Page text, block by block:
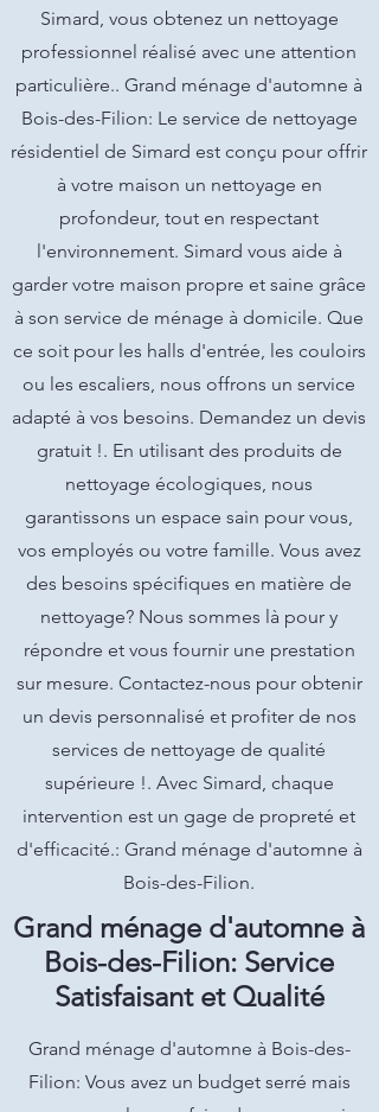
Simard, vous obtenez un nettoyage
professionnel réalisé avec une attention
particulière.. Grand ménage d'automne à
Bois-des-Filion: Le service de nettoyage
résidentiel de Simard est conçu pour offrir
à votre maison un nettoyage en
profondeur, tout en respectant
l'environnement. Simard vous aide à
garder votre maison propre et saine grâce
à son service de ménage à domicile. Que
ce soit pour les halls d'entrée, les couloirs
ou les escaliers, nous offrons un service
adapté à vos besoins. Demandez un devis
gratuit !. En utilisant des produits de
nettoyage écologiques, nous
garantissons un espace sain pour vous,
vos employés ou votre famille. Vous avez
des besoins spécifiques en matière de
nettoyage? Nous sommes là pour y
répondre et vous fournir une prestation
sur mesure. Contactez-nous pour obtenir
un devis personnalisé et profiter de nos
services de nettoyage de qualité
supérieure !. Avec Simard, chaque
intervention est un gage de propreté et
d'efficacité.: Grand ménage d'automne à
Bois-des-Filion.
Grand ménage d'automne à
Bois-des-Filion: Service
Satisfaisant et Qualité
Grand ménage d'automne à Bois-des-
Filion: Vous avez un budget serré mais